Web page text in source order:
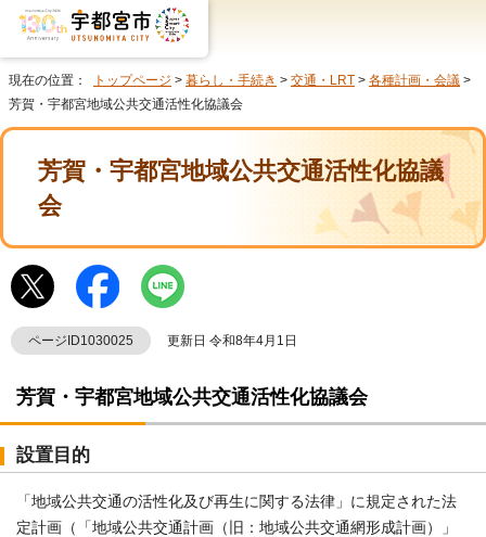
現在の位置： トップページ > 暮らし・手続き > 交通・LRT > 各種計画・会議 >
芳賀・宇都宮地域公共交通活性化協議会
芳賀・宇都宮地域公共交通活性化協議
会
ページID1030025 更新日 令和8年4月1日
芳賀・宇都宮地域公共交通活性化協議会
設置目的
「地域公共交通の活性化及び再生に関する法律」に規定された法
定計画（「地域公共交通計画（旧：地域公共交通網形成計画）」